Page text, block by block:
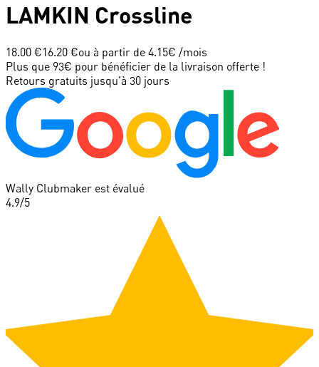
LAMKIN Crossline
18.00 €16.20 €ou à partir de 4.15€ /mois
Plus que 93€ pour bénéficier de la livraison offerte !
Retours gratuits jusqu'à 30 jours
Wally Clubmaker est évalué
4.9/5